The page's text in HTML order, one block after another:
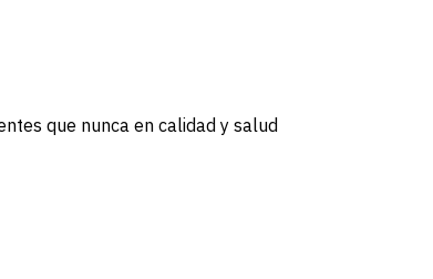
que nunca en calidad y salud